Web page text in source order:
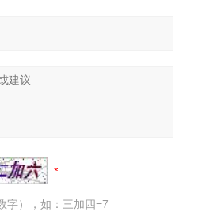
字），如：三加四=7